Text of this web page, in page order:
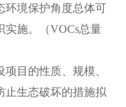
环境保护角度总体可
实施。（VOCs总量
目的性质、规模、
止生态破坏的措施拟